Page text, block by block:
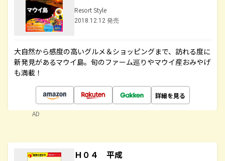
Resort Style
2018.12.12 発売
大自然から感度の高いグルメ＆ショッピングまで、訪れる度に
新発見があるマウイ島。旬のファーム巡りやマウイ産おみやげ
も満載！
詳細を見る
AD
Ｈ０４ 平成